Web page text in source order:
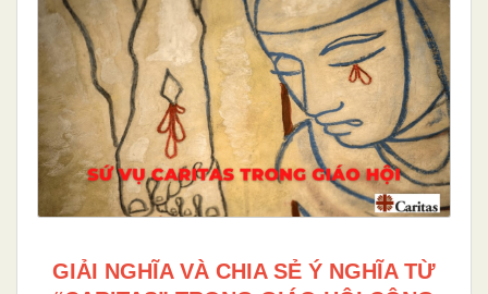
GIẢI NGHĨA VÀ CHIA SẺ Ý NGHĨA TỪ